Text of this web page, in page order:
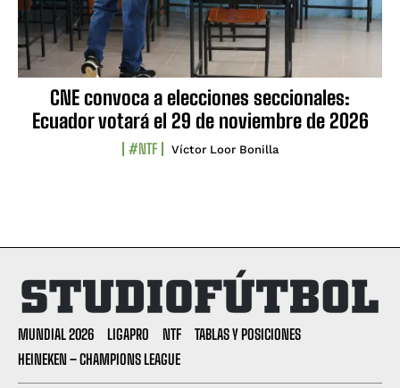
CNE convoca a elecciones seccionales:
Ecuador votará el 29 de noviembre de 2026
#NTF Víctor Loor Bonilla
MUNDIAL 2026 LIGAPRO NTF
TABLAS Y POSICIONES
HEINEKEN – CHAMPIONS LEAGUE